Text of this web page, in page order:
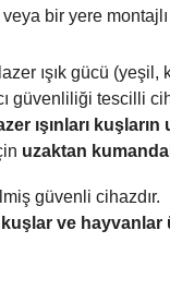
veya bir yere
ışık gücü (yeşil,
güvenliliği tescilli
ışınları
uzaktan
güvenli cihazdır.
kuşlar ve